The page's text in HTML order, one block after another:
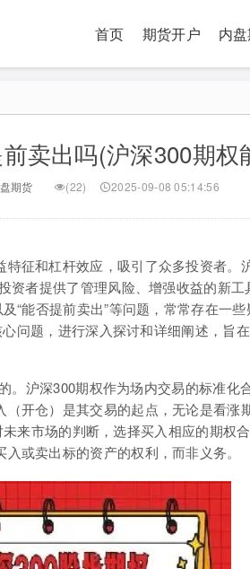
首页 期货开户 内
卖出吗(沪深300期权
期货 (22) 2025-09-08 05:14:56
征和杠杆效应，吸引了众多投资者。
资者提供了管理风险、增强收益的新
“能否提前卖出”等问题，常常存在一
问题，进行深入探讨和详细阐述，旨
。沪深300期权作为场内交易的标准化
开仓）是其交易的起点，无论是看涨
来市场的判断，选择买入相应的期权
或卖出标的资产的权利，而非义务。